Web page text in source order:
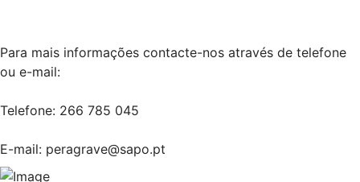
Para mais informações contacte-nos através de telefone
ou e-mail:
Telefone: 266 785 045
E-mail: peragrave@sapo.pt